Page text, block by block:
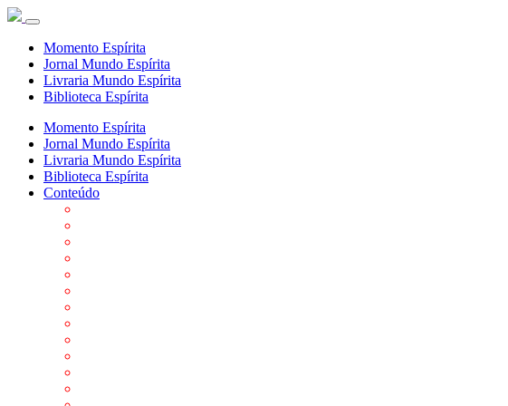
Momento Espírita
Jornal Mundo Espírita
Livraria Mundo Espírita
Biblioteca Espírita
Momento Espírita
Jornal Mundo Espírita
Livraria Mundo Espírita
Biblioteca Espírita
Conteúdo